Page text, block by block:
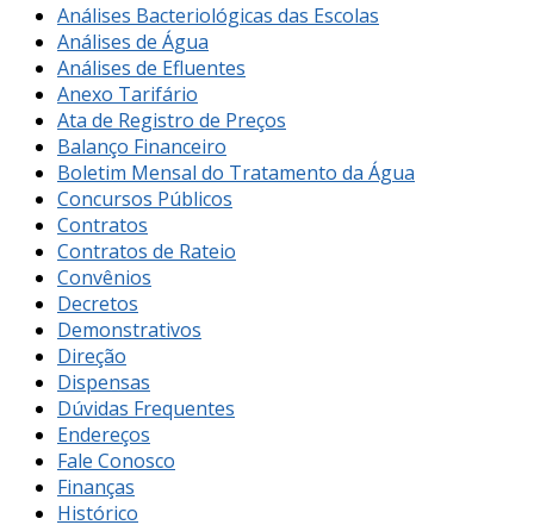
Análises Bacteriológicas das Escolas
Análises de Água
Análises de Efluentes
Anexo Tarifário
Ata de Registro de Preços
Balanço Financeiro
Boletim Mensal do Tratamento da Água
Concursos Públicos
Contratos
Contratos de Rateio
Convênios
Decretos
Demonstrativos
Direção
Dispensas
Dúvidas Frequentes
Endereços
Fale Conosco
Finanças
Histórico